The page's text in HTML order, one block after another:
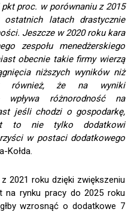
proc. w porównaniu z 2015
latach drastycznie
Jeszcze w 2020 roku kara
zespołu menedżerskiego
obecnie takie firmy wierzą
niższych wyników niż
również, że na wyniki
wpływa różnorodność na
jeśli chodzi o gospodarkę,
to nie tylko dodatkowi
w postaci dodatkowego
Kołda.
2021 roku dzięki zwiększeniu
na rynku pracy do 2025 roku
wzrosnąć o dodatkowe 7